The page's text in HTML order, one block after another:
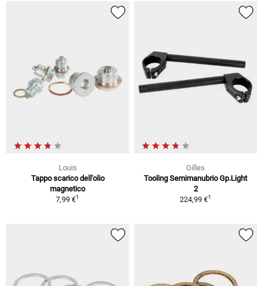
Louis
Tappo scarico dell'olio
magnetico
7,99 €1
Gilles
Tooling Semimanubrio Gp.Light
2
224,99 €1